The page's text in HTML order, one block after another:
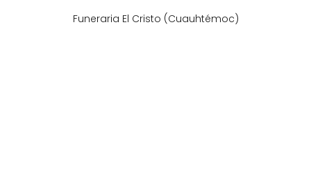
Funeraria El Cristo (Cuauhtémoc)